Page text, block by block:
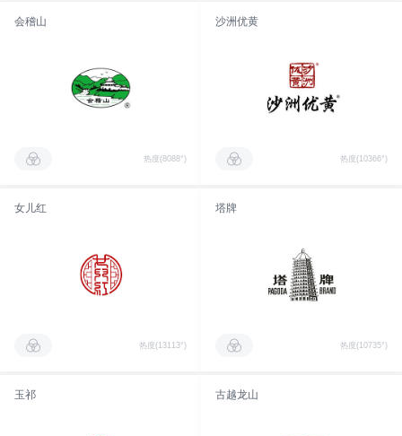
会稽山
热度(8088°)
沙洲优黄
热度(10366°)
女儿红
热度(13113°)
塔牌
热度(10735°)
玉祁 古越龙山